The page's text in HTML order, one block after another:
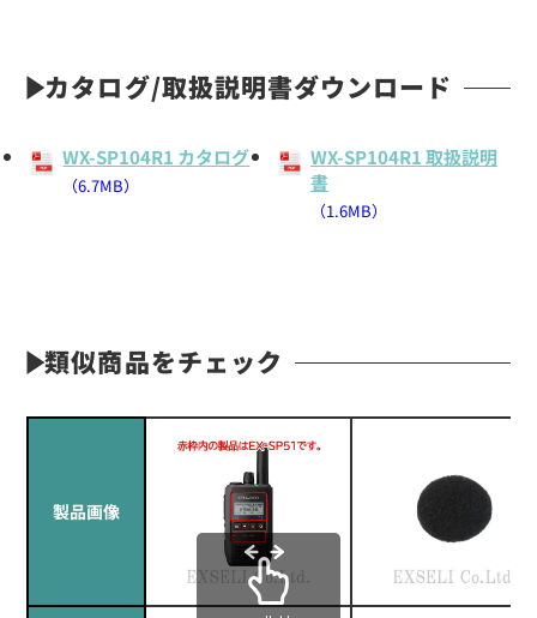
カタログ/取扱説明書ダウンロード
WX-SP104R1 カタログ
（6.7MB）
WX-SP104R1 取扱説明
書
（1.6MB）
類似商品をチェック
製品画像